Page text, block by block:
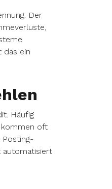
Der
das ein
Häufig
kommen oft
Posting-
automatisiert